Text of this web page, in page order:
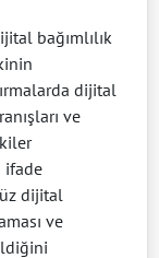
bağımlılık
dijital
ve
ifade
dijital
ve